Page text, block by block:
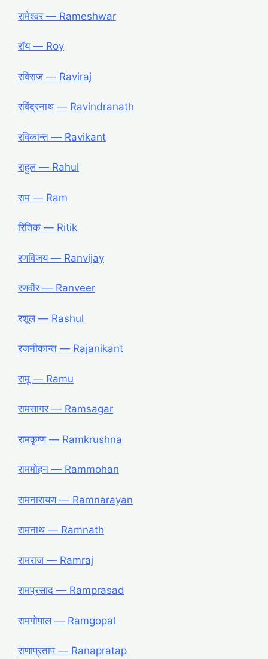
रामेश्वर ― Rameshwar
रॉय ― Roy
रविराज ― Raviraj
रविंद्रनाथ ― Ravindranath
रविकान्त ― Ravikant
राहुल ― Rahul
राम ― Ram
रितिक ― Ritik
रणविजय ― Ranvijay
रणवीर ― Ranveer
रशूल ― Rashul
रजनीकान्त ― Rajanikant
रामू ― Ramu
रामसागर ― Ramsagar
रामकृष्ण ― Ramkrushna
राममोहन ― Rammohan
रामनारायण ― Ramnarayan
रामनाथ ― Ramnath
रामराज ― Ramraj
रामप्रसाद ― Ramprasad
रामगोपाल ― Ramgopal
राणाप्रताप ― Ranapratap